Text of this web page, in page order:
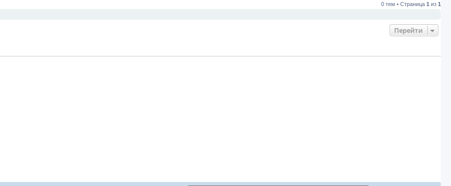
0 тем • Страница 1 из 1
Перейти